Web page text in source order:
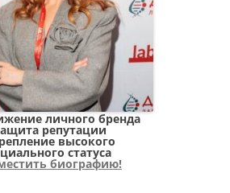
личного бренда
репутации
высокого
статуса
биографию!